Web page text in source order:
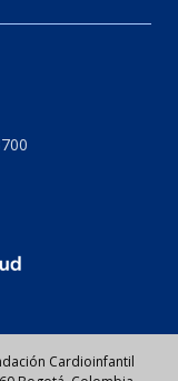
Cardioinfantil